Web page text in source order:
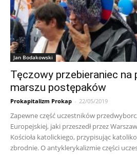
Jan Bodakowski
Tęczowy przebieraniec na
marszu postępaków
Prokapitalizm Prokap - 22/05/2019
Zapewne część uczestników
Europejskiej, jaki przeszedł przez
Kościoła katolickiego, przypisując
zbrodnie. O antyklerykalizmie części